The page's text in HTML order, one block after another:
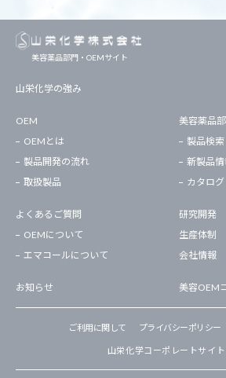
美容薬品部門・OEMサイト
山栄化学の強み
OEM
OEMとは
製品開発の流れ
取扱製品
美容薬品
製品検索
新製品
カタログ
よくあるご質問
OEMについて
エマコールについて
研究開発
生産体制
会社情報
お知らせ 美容OEM
ご利用に関して プライバシーポリシー
山栄化学コーポレートサイト